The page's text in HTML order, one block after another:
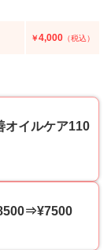
￥4,000 （税込）
オイルケア110